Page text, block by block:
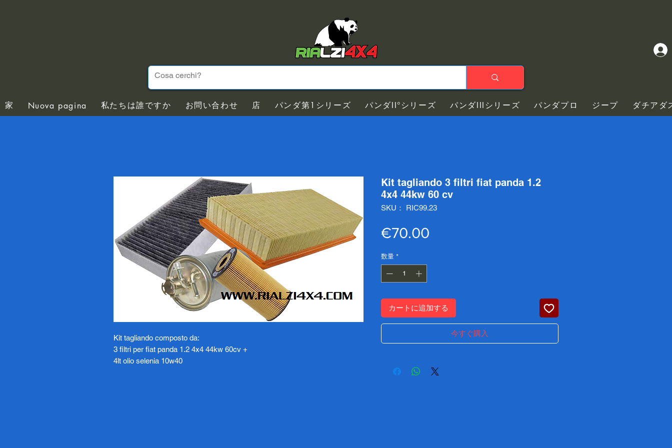
家 Nuova pagina 私たちは誰ですか お問い合わせ 店 パンダ第1シリーズ パンダII°シリーズ パンダIIIシリーズ パンダプロ ジープ ダチアダ
Kit tagliando composto da:
3 filtri per fiat panda 1.2 4x4 44kw 60cv +
4lt olio selenia 10w40
Kit tagliando 3 filtri fiat panda 1.2
4x4 44kw 60 cv
SKU： RIC99.23
€70.00
数量 *
カートに追加する
今すぐ購入